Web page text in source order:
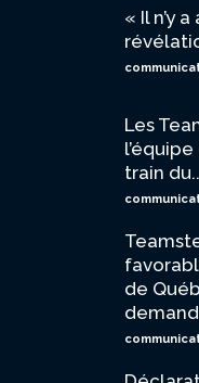
« Il n’y
Les
train
de